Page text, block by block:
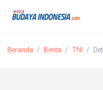
Beranda Berita TNI